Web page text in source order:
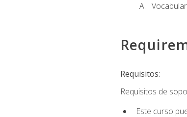
Requisitos:
Requisitos de
Este curso